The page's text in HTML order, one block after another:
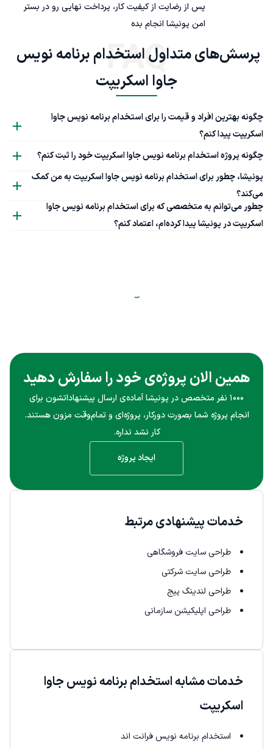
پس از رضایت از کیفیت کار، پرداخت نهایی رو در بستر
امن پونیشا انجام بده
پرسش‌های متداول استخدام برنامه نویس
جاوا اسکریپت
FAQ
چگونه بهترین افراد و قیمت را برای استخدام برنامه نویس جاوا
اسکریپت پیدا کنم؟
چگونه پروژه استخدام برنامه نویس جاوا اسکریپت خود را ثبت کنم؟
پونیشا، چطور برای استخدام برنامه نویس جاوا اسکریپت به من کمک
می‌کند؟
چطور می‌توانم به متخصصی که برای استخدام برنامه نویس جاوا
اسکریپت در پونیشا پیدا کرده‌ام، اعتماد کنم؟
همین الان پروژه‌ی خود را سفارش دهید
۱۰۰۰ نفر متخصص در پونیشا آماده‌ی ارسال پیشنهاداتشون برای
انجام پروژه شما بصورت دورکار، پروژه‌ای و تمام‌وقت مزون هستند.
کار نشد نداره.
ایجاد پروژه
خدمات مشابه استخدام برنامه نویس جاوا
اسکریپت
استخدام برنامه نویس فرانت اند
خدمات پیشنهادی مرتبط
طراحی سایت فروشگاهی
طراحی سایت شرکتی
طراحی لندینگ پیج
طراحی اپلیکیشن سازمانی